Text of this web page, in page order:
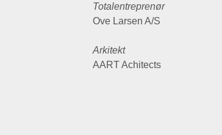
Totalentreprenør
Ove Larsen A/S
Arkitekt
AART Achitects